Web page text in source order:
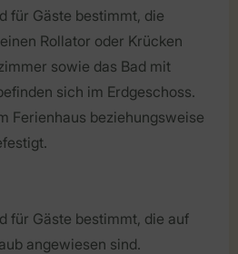
für Gäste bestimmt, die
Rollator oder Krücken
sowie das Bad mit
sich im Erdgeschoss.
Ferienhaus beziehungsweise
für Gäste bestimmt, die auf
angewiesen sind.